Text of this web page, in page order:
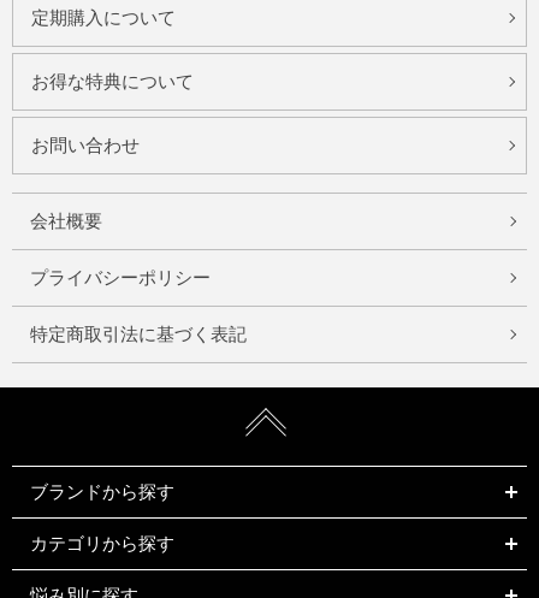
定期購入について
お得な特典について
お問い合わせ
会社概要
プライバシーポリシー
特定商取引法に基づく表記
ブランドから探す
カテゴリから探す